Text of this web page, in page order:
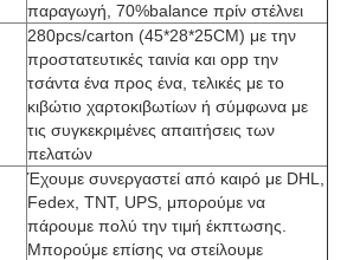
παραγωγή, 70%balance πρίν στέλνει
280pcs/carton (45*28*25CM) με την
προστατευτικές ταινία και opp την
τσάντα ένα προς ένα, τελικές με το
κιβώτιο χαρτοκιβωτίων ή σύμφωνα με
τις συγκεκριμένες απαιτήσεις των
πελατών
Έχουμε συνεργαστεί από καιρό με DHL,
Fedex, TNT, UPS, μπορούμε να
πάρουμε πολύ την τιμή έκπτωσης.
Μπορούμε επίσης να στείλουμε